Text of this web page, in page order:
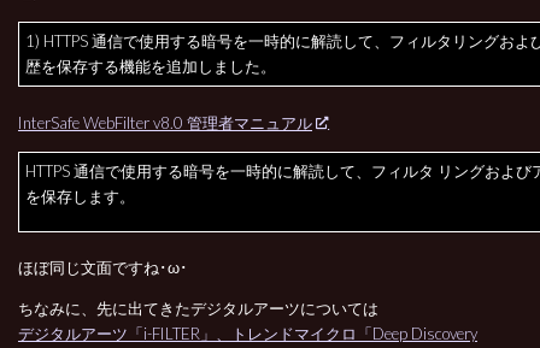
1) HTTPS 通信で使用する暗号を一時的に解読して、フィルタリングおよ
歴を保存する機能を追加しました。
InterSafe WebFilter v8.0 管理者マニュアル
HTTPS 通信で使用する暗号を一時的に解読して、フィルタ リングおよび
を保存します。
ほぼ同じ文面ですね･ω･
ちなみに、先に出てきたデジタルアーツについては
デジタルアーツ「i-FILTER」、トレンドマイクロ「Deep Discovery